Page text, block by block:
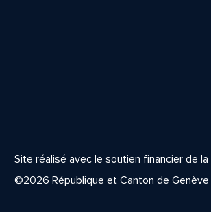
Site réalisé avec le soutien financier de
©2026 République et Canton de